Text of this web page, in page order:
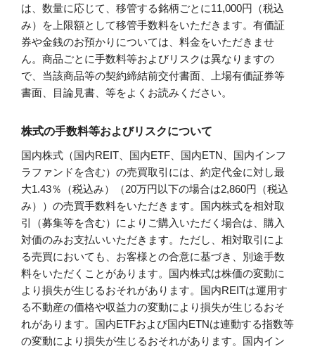
は、数量に応じて、移管する銘柄ごとに11,000円（税込
み）を上限額として移管手数料をいただきます。有価証
券や金銭のお預かりについては、料金をいただきませ
ん。商品ごとに手数料等およびリスクは異なりますの
で、当該商品等の契約締結前交付書面、上場有価証券等
書面、目論見書、等をよくお読みください。
株式の手数料等およびリスクについて
国内株式（国内REIT、国内ETF、国内ETN、国内インフ
ラファンドを含む）の売買取引には、約定代金に対し最
大1.43％（税込み）（20万円以下の場合は2,860円（税込
み））の売買手数料をいただきます。国内株式を相対取
引（募集等を含む）によりご購入いただく場合は、購入
対価のみお支払いいただきます。ただし、相対取引によ
る売買においても、お客様との合意に基づき、別途手数
料をいただくことがあります。国内株式は株価の変動に
より損失が生じるおそれがあります。国内REITは運用す
る不動産の価格や収益力の変動により損失が生じるおそ
れがあります。国内ETFおよび国内ETNは連動する指数等
の変動により損失が生じるおそれがあります。国内イン